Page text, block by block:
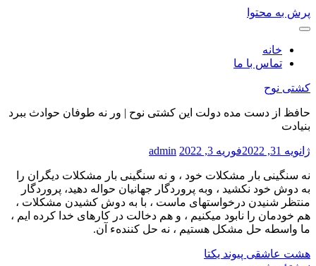
پرش به محتوا
خانه
تماس با ما
کشتی نوح
حافظ از دست مده دولت این کشتی نوح | ور نه طوفان حوادث ببرد
بنیادت
ژانویه 31, 2022 فوریه 3, 2022 admin
نه سنگینی بار مشکلات خود ، و نه سنگینی بار مشکلات دیگران را
به دوش خود نکشید ، وبه پروردگار جهانیان حواله دهید، پروردگار
منتظر شنیدن درخواستهای ماست ، با به دوش کشیدن مشکلات ،
هم خودمان را نابود میکنیم ، و هم دخالت در کارهای خدا کرده ایم ،
ما واسطه حل مشکل هستیم ، نه حل کنندهء آن.
هشت عاشقی پیوند یکتا